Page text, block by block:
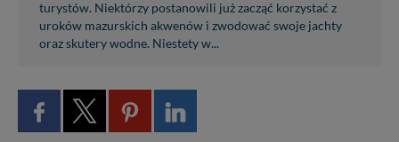
turystów. Niektórzy postanowili już zacząć korzystać z
uroków mazurskich akwenów i zwodować swoje jachty
oraz skutery wodne. Niestety w...